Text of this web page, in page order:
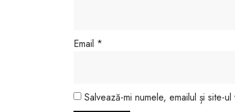
Email *
Salvează-mi numele, emailul și